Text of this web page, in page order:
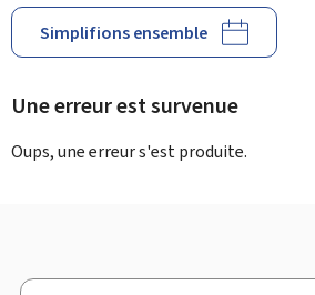
Simplifions ensemble
Une erreur est survenue
Oups, une erreur s'est produite.